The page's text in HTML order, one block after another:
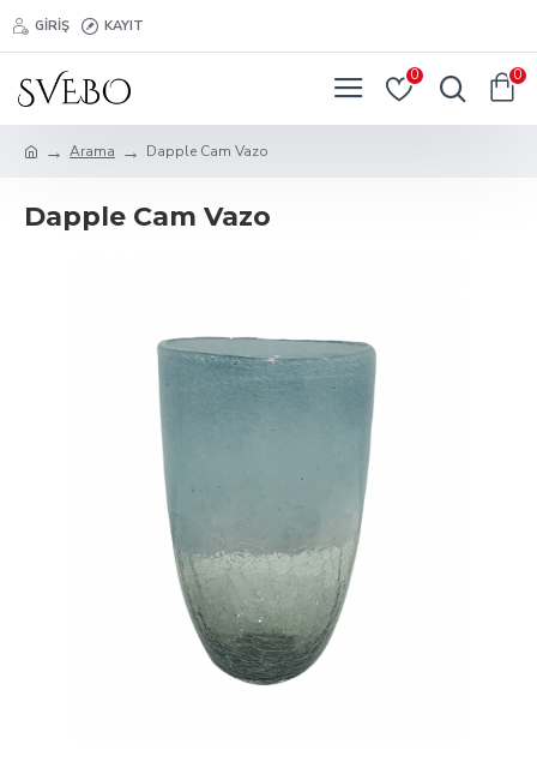
GIRIŞ KAYIT
0 0
Arama Dapple Cam Vazo
Dapple Cam Vazo